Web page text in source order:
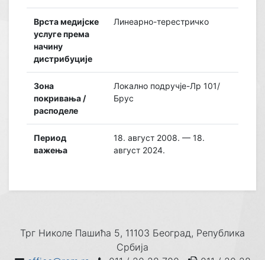
Врста медијске
услуге према
начину
дистрибуције
Линеарно-терестричко
Зона
покривања /
расподеле
Локално подручје-Лр 101/
Брус
Период
важења
18. август 2008. — 18.
август 2024.
Трг Николе Пашића 5, 11103 Београд, Република
Србија